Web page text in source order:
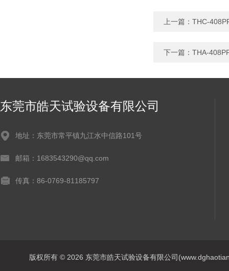
上一篇： THC-
下一篇： THA-
东莞市皓天试验设备有限公司
地址：东莞市常平镇九江水中信路101号
邮箱：1683543290@qq.com
传真：86-0769-81185797
版权所有 © 2026 东莞市皓天试验设备有限公司